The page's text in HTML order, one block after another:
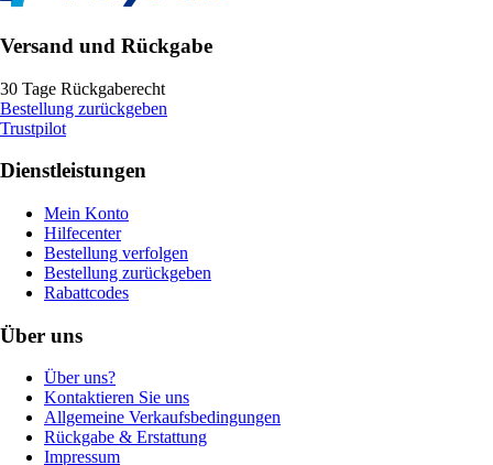
Versand und Rückgabe
30 Tage Rückgaberecht
Bestellung zurückgeben
Trustpilot
Dienstleistungen
Mein Konto
Hilfecenter
Bestellung verfolgen
Bestellung zurückgeben
Rabattcodes
Über uns
Über uns?
Kontaktieren Sie uns
Allgemeine Verkaufsbedingungen
Rückgabe & Erstattung
Impressum